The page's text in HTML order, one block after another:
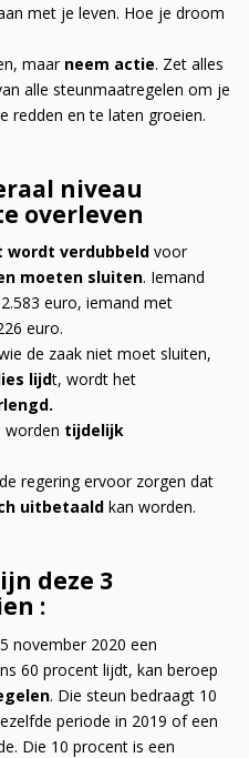
met je leven. Hoe je droom
maar neem actie. Zet alles
alle steunmaatregelen om je
redden en te laten groeien.
niveau
overleven
wordt verdubbeld voor
moeten sluiten. Iemand
euro, iemand met
euro.
de zaak niet moet sluiten,
lijdt, wordt het
worden tijdelijk
regering ervoor zorgen dat
uitbetaaldkan worden.
deze 3
:
november 2020 een
60 procent lijdt, kan beroep
. Die steun bedraagt 10
periode in 2019 of een
Die 10 procent is een